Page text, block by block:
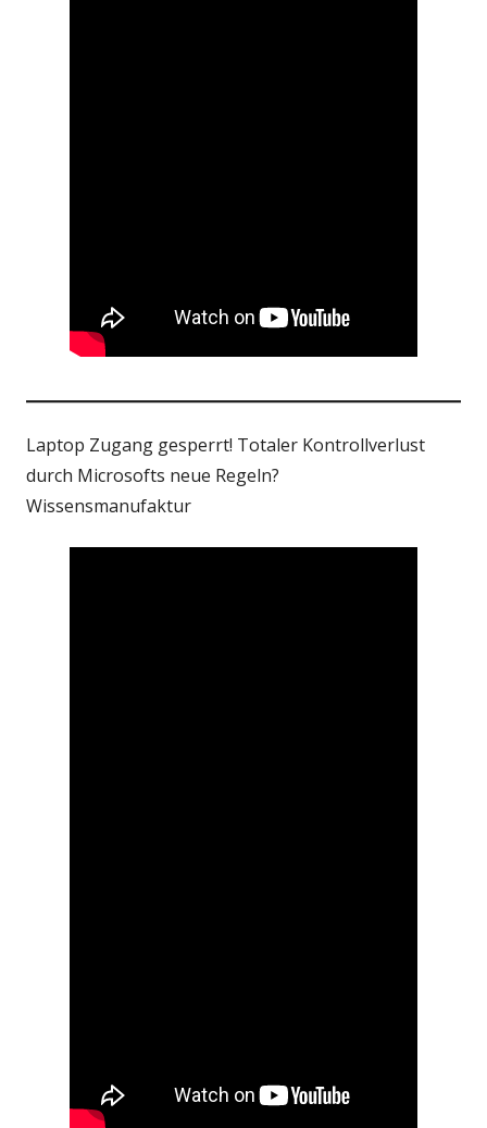
Laptop Zugang gesperrt! Totaler Kontrollverlust
durch Microsofts neue Regeln?
Wissensmanufaktur